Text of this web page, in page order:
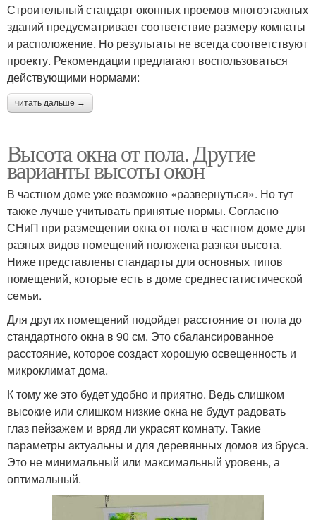
Строительный стандарт оконных проемов многоэтажных
зданий предусматривает соответствие размеру комнаты
и расположение. Но результаты не всегда соответствуют
проекту. Рекомендации предлагают воспользоваться
действующими нормами:
читать дальше →
Высота окна от пола. Другие
варианты высоты окон
В частном доме уже возможно «развернуться». Но тут
также лучше учитывать принятые нормы. Согласно
СНиП при размещении окна от пола в частном доме для
разных видов помещений положена разная высота.
Ниже представлены стандарты для основных типов
помещений, которые есть в доме среднестатистической
семьи.
Для других помещений подойдет расстояние от пола до
стандартного окна в 90 см. Это сбалансированное
расстояние, которое создаст хорошую освещенность и
микроклимат дома.
К тому же это будет удобно и приятно. Ведь слишком
высокие или слишком низкие окна не будут радовать
глаз пейзажем и вряд ли украсят комнату. Такие
параметры актуальны и для деревянных домов из бруса.
Это не минимальный или максимальный уровень, а
оптимальный.